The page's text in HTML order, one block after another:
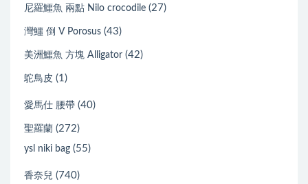
尼羅鱷魚 兩點 Nilo crocodile (27)
灣鱷 倒 V Porosus (43)
美洲鱷魚 方塊 Alligator (42)
鴕鳥皮 (1)
愛馬仕 腰帶 (40)
聖羅蘭 (272)
ysl niki bag (55)
香奈兒 (740)